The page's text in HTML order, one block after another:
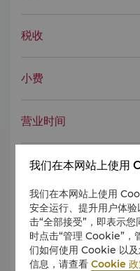
税收
小费
营业时间
公共卫生
服装
天气
我们在本网站上使用
我们在本网站上使用
安全运行、提升用户体
击“全部接受”，即表示
时点击“管理 Cookie”
们如何使用 Cookie 以
信息，请查看Cookie 政